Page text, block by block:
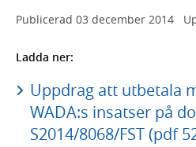
Publicerad 03 december 2014
Ladda ner:
Uppdrag att utbetala
WADA:s insatser på
S2014/8068/FST (pdf